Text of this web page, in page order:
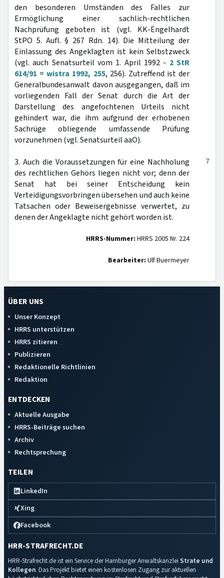
den besonderen Umständen des Falles zur
Ermöglichung einer sachlich-rechtlichen
Nachprüfung geboten ist (vgl. KK-Engelhardt
StPO 5. Aufl. § 267 Rdn. 14). Die Mitteilung der
Einlassung des Angeklagten ist kein Selbstzweck
(vgl. auch Senatsurteil vom 1. April 1992 - 2 StR
614/91 =wistra 1992, 255, 256). Zutreffend ist der
Generalbundesanwalt davon ausgegangen, daß im
vorliegenden Fall der Senat durch die Art der
Darstellung des angefochtenen Urteils nicht
gehindert war, die ihm aufgrund der erhobenen
Sachrüge obliegende umfassende Prüfung
vorzunehmen (vgl. Senatsurteil aaO).
7
3. Auch die Voraussetzungen für eine Nachholung
des rechtlichen Gehörs liegen nicht vor; denn der
Senat hat bei seiner Entscheidung kein
Verteidigungsvorbringen übersehen und auch keine
Tatsachen oder Beweisergebnisse verwertet, zu
denen der Angeklagte nicht gehört worden ist.
HRRS-Nummer: HRRS 2005 Nr. 224
Bearbeiter: Ulf Buermeyer
ÜBER UNS
Unser Konzept
HRRS unterstützen
HRRS zitieren
Publizieren
Redaktionelle Richtlinien
Redaktion
ENTDECKEN
Aktuelle Ausgabe
HRRS-Beiträge suchen
Archiv
Rechtsprechung
TEILEN
LinkedIn
Xing
Facebook
HRR-STRAFRECHT.DE
HRR-Strafrecht.de ist ein Service der Hamburger Anwaltskanzlei Strate und
Kollegen. Das Projekt bietet einen kostenlosen Zugang zur aktuellen